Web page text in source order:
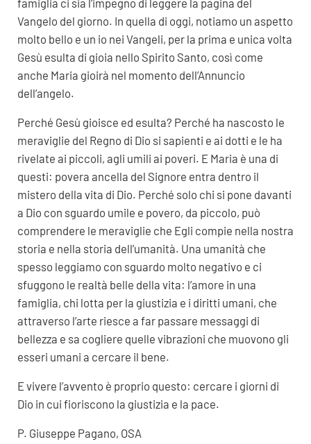
Vangelo del giorno. In quella di oggi, notiamo un aspetto
molto bello e un io nei Vangeli, per la prima e unica volta
Gesù esulta di gioia nello Spirito Santo, così come
anche Maria gioirà nel momento dell’Annuncio
dell’angelo.
Perché Gesù gioisce ed esulta? Perché ha nascosto le
meraviglie del Regno di Dio si sapienti e ai dotti e le ha
rivelate ai piccoli, agli umili ai poveri. E Maria è una di
questi: povera ancella del Signore entra dentro il
mistero della vita di Dio. Perché solo chi si pone davanti
a Dio con sguardo umile e povero, da piccolo, può
comprendere le meraviglie che Egli compie nella nostra
storia e nella storia dell’umanità. Una umanità che
spesso leggiamo con sguardo molto negativo e ci
sfuggono le realtà belle della vita: l’amore in una
famiglia, chi lotta per la giustizia e i diritti umani, che
attraverso l’arte riesce a far passare messaggi di
bellezza e sa cogliere quelle vibrazioni che muovono gli
esseri umani a cercare il bene.
E vivere l’avvento è proprio questo: cercare i giorni di
Dio in cui fioriscono la giustizia e la pace.
P. Giuseppe Pagano, OSA